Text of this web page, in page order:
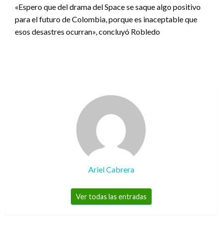
«Espero que del drama del Space se saque algo positivo
para el futuro de Colombia, porque es inaceptable que
esos desastres ocurran», concluyó Robledo
Ariel Cabrera
Ver todas las entradas